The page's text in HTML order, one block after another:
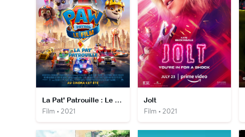
La Pat' Patrouille : Le film
Film • 2021
Jolt
Film • 2021